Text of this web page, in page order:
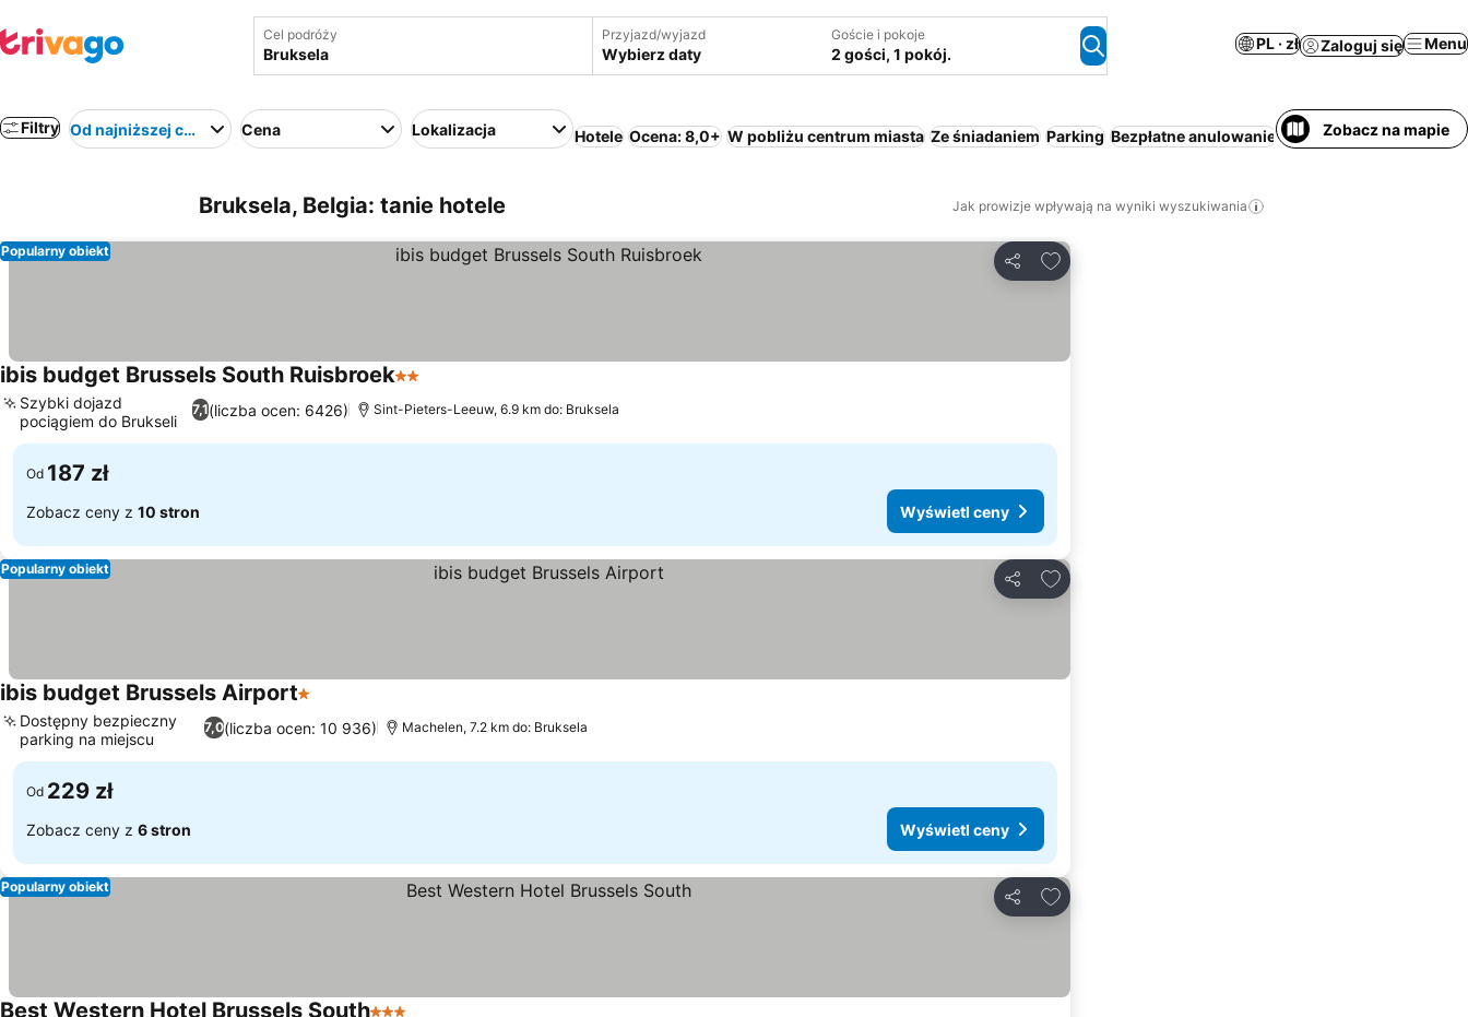
Cel podróży Przyjazd/wyjazd
Wybierz daty
Goście i pokoje
2 gości, 1 pokój.
PL · zł Zaloguj się Menu
Filtry Od najniższej ceny Cena Lokalizacja Hotele Ocena: 8,0+ W pobliżu centrum miasta Ze śniadaniem Parking Bezpłatne anulowanie Aparthotel Basen
Zobacz na mapie
Bruksela, Belgia: tanie hotele Jak prowizje wpływają na wyniki wyszukiwania
Udostępnij
Dodaj do ulubionych
Popularny obiekt
ibis budget Brussels South Ruisbroek2 Kategoria
7,1(liczba ocen: 6426)
Szybki dojazd
pociągiem do Brukseli
Sint-Pieters-Leeuw, 6.9 km do: Bruksela
Od 187 zł
Zobacz ceny z 10 stron Wyświetl ceny
Udostępnij
Dodaj do ulubionych
Popularny obiekt
ibis budget Brussels Airport1 Kategoria
7,0(liczba ocen: 10 936)
Dostępny bezpieczny
parking na miejscu
Machelen, 7.2 km do: Bruksela
Od 229 zł
Zobacz ceny z 6 stron Wyświetl ceny
Udostępnij
Dodaj do ulubionych
Popularny obiekt
Best Western Hotel Brussels South